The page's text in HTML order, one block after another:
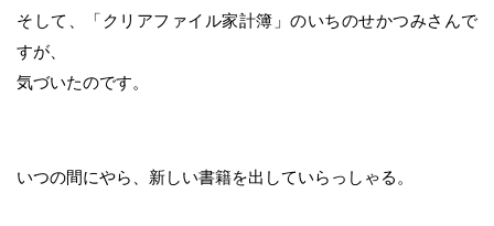
そして、「クリアファイル家計簿」のいちのせかつみさんで
すが、
気づいたのです。
いつの間にやら、新しい書籍を出していらっしゃる。